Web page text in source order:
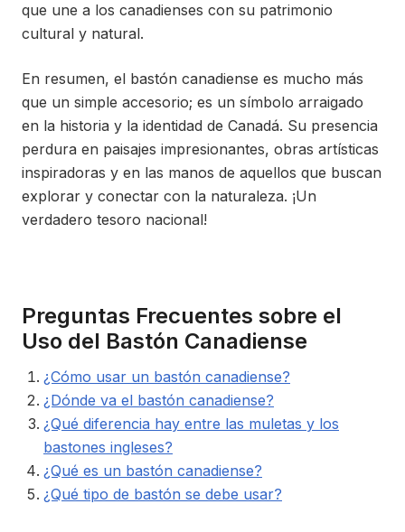
que une a los canadienses con su patrimonio
cultural y natural.
En resumen, el bastón canadiense es mucho más
que un simple accesorio; es un símbolo arraigado
en la historia y la identidad de Canadá. Su presencia
perdura en paisajes impresionantes, obras artísticas
inspiradoras y en las manos de aquellos que buscan
explorar y conectar con la naturaleza. ¡Un
verdadero tesoro nacional!
Preguntas Frecuentes sobre el
Uso del Bastón Canadiense
¿Cómo usar un bastón canadiense?
¿Dónde va el bastón canadiense?
¿Qué diferencia hay entre las muletas y los
bastones ingleses?
¿Qué es un bastón canadiense?
¿Qué tipo de bastón se debe usar?